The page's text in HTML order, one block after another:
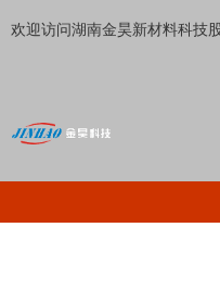
欢迎访问湖南金昊新材料科技